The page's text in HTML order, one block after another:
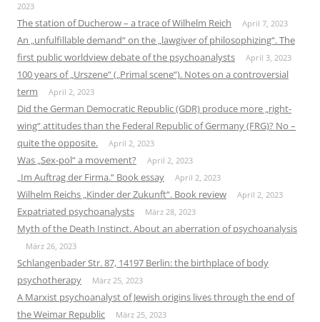
2023
The station of Ducherow – a trace of Wilhelm Reich April 7, 2023
An „unfulfillable demand“ on the „lawgiver of philosophizing“. The
first public worldview debate of the psychoanalysts
April 3, 2023
100 years of „Urszene“ („Primal scene“). Notes on a controversial
term
April 2, 2023
Did the German Democratic Republic (GDR) produce more „right-
wing“ attitudes than the Federal Republic of Germany (FRG)? No –
quite the opposite.
April 2, 2023
Was „Sex-pol“ a movement? April 2, 2023
„Im Auftrag der Firma.“ Book essay April 2, 2023
Wilhelm Reichs „Kinder der Zukunft“. Book review April 2, 2023
Expatriated psychoanalysts März 28, 2023
Myth of the Death Instinct. About an aberration of psychoanalysis
März 26, 2023
Schlangenbader Str. 87, 14197 Berlin: the birthplace of body
psychotherapy
März 25, 2023
A Marxist psychoanalyst of Jewish origins lives through the end of
the Weimar Republic
März 25, 2023